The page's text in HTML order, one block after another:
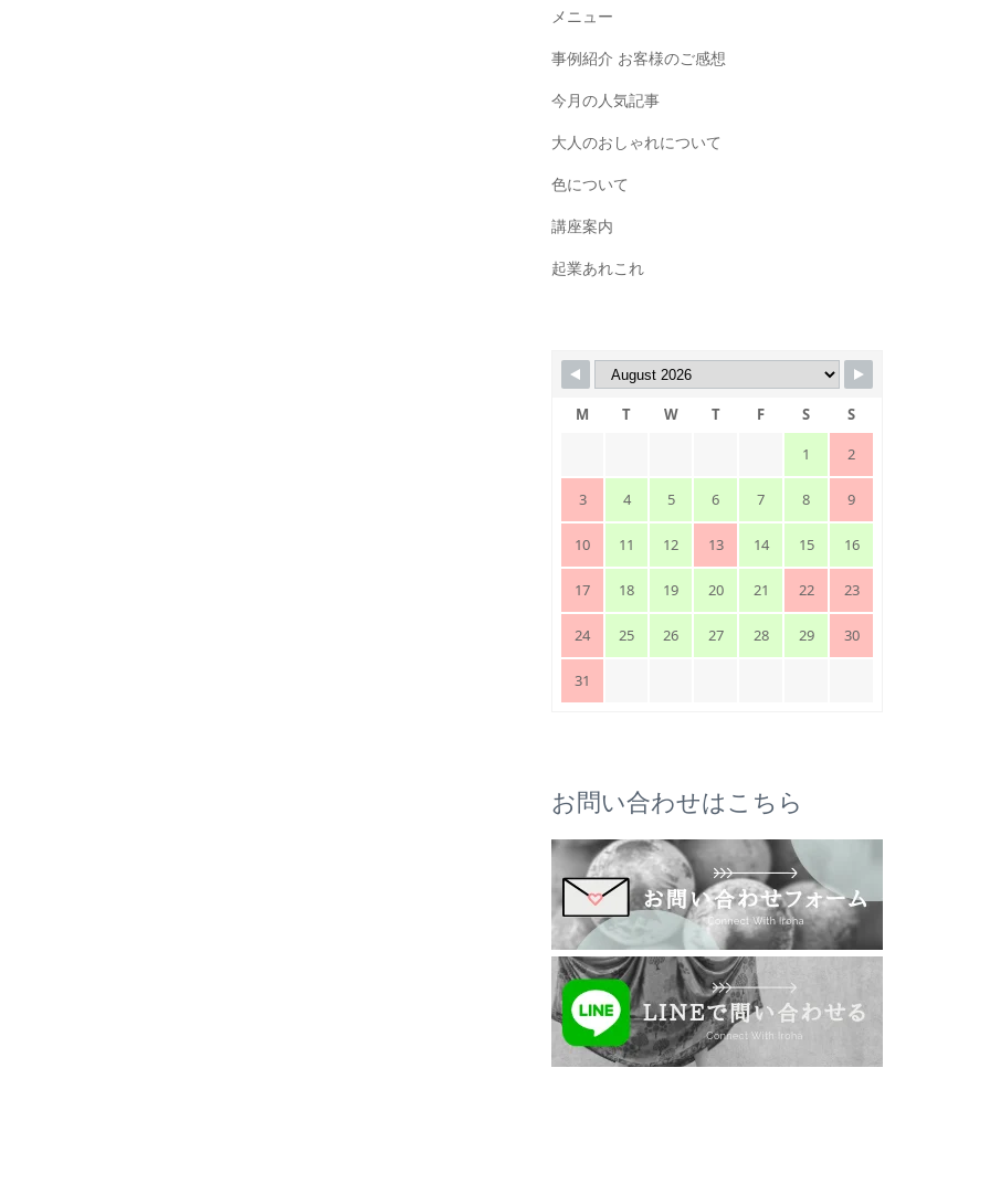
メニュー
事例紹介 お客様のご感想
今月の人気記事
大人のおしゃれについて
色について
講座案内
起業あれこれ
M T W T F S
S
1
2
3 4 5 6 7 8 9
10 11 12 13 14 15 16
17 18 19 20 21 22 23
24 25 26 27 28 29 30
31
お問い合わせはこちら